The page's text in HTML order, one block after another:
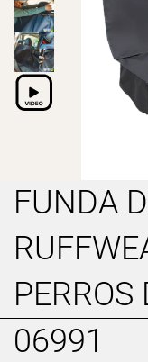
FUNDA
06991